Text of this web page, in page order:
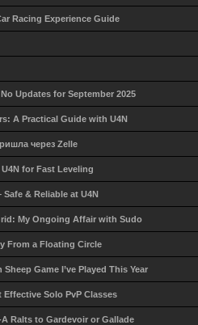
Racing Experience Guide
Updates for September 2025
A Practical Guide with U4N
через Zelle
for Fast Leveling
& Reliable at U4N
My Ongoing Affair with Sudo
From a Floating Circle
Game I’ve Played This Year
Solo PvP Classes
Ralts to Gardevoir or Gallade